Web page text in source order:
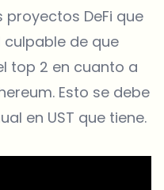
DeFi que
culpable de que
top 2 en cuanto a
Esto se debe
en UST que tiene.